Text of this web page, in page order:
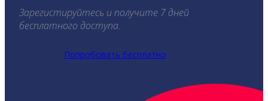
Зарегистируйтесь и получите 7 дней
бесплатного доступа.
Попробовать бесплатно